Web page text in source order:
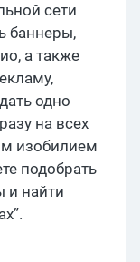
сети
баннеры,
а также
одно
на всех
изобилием
подобрать
и найти